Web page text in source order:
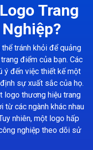
Trang
tránh khỏi để quảng
điểm của bạn. Các
ý đến việc thiết kế một
sự xuất sắc của họ.
logo thương hiệu trang
các ngành khác nhau
nhiên, một logo hấp
nghiệp theo dõi sử